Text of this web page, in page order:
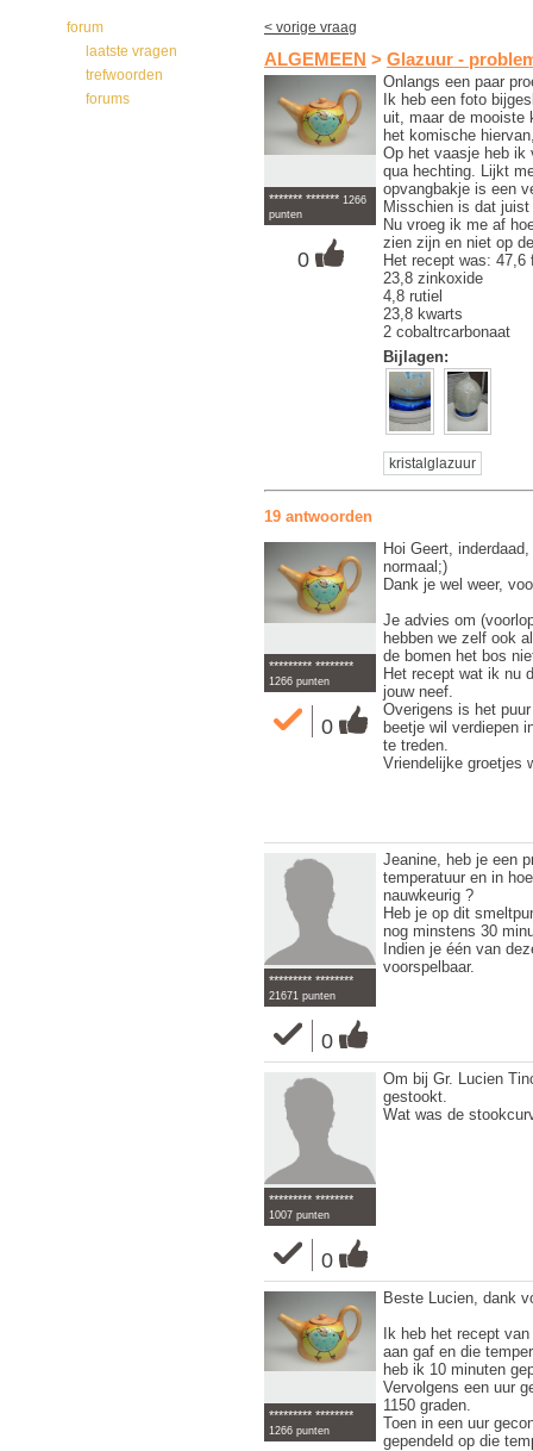
forum
laatste vragen
trefwoorden
forums
< vorige vraag
ALGEMEEN > Glazuur -
******* ******* 1266
punten
0
Onlangs een paar
Ik heb een foto
uit, maar de mooiste
het komische
Op het vaasje heb ik
qua hechting. Lijkt
opvangbakje is een
Misschien is dat
Nu vroeg ik me af
zien zijn en niet op
Het recept was: 47,6
23,8 zinkoxide
4,8 rutiel
23,8 kwarts
2 cobaltrcarbonaat
Bijlagen:
kristalglazuur
19 antwoorden
********* ********
1266 punten
0
Hoi Geert,
normaal;)
Dank je wel weer,
Je advies om
hebben we zelf ook
de bomen het bos
Het recept wat ik nu
jouw neef.
Overigens is het
beetje wil verdiepen
te treden.
Vriendelijke groetjes
********* ********
21671 punten
0
Jeanine, heb je een
temperatuur en in
nauwkeurig ?
Heb je op dit
nog minstens 30
Indien je één van
voorspelbaar.
********* ********
1007 punten
0
Om bij Gr. Lucien
gestookt.
Wat was de
********* ********
1266 punten
Beste Lucien, dank
Ik heb het recept
aan gaf en die
heb ik 10 minuten
Vervolgens een uur
1150 graden.
Toen in een uur
gependeld op die